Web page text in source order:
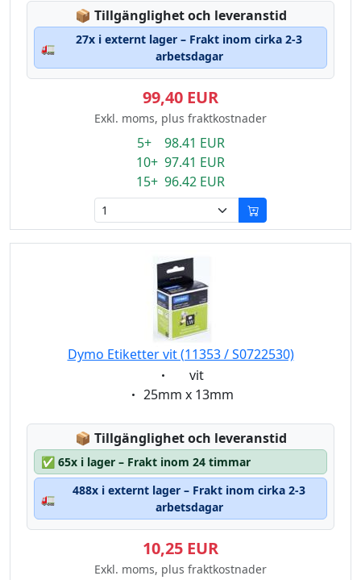
📦 Lagerstatus:
Tillgänglighet och leveranstid
🚛
27x i externt lager – Frakt inom cirka 2-3
arbetsdagar
99,40 EUR
Exkl. moms, plus fraktkostnader
5+ 98.41 EUR
10+ 97.41 EUR
15+ 96.42 EUR
Dymo Etiketter vit (11353 / S0722530)
Eigenschaft:
vit
Eigenschaft:
25mm x 13mm
📦 Lagerstatus:
Tillgänglighet och leveranstid
✅ 65x i lager – Frakt inom 24 timmar
🚛
488x i externt lager – Frakt inom cirka 2-3
arbetsdagar
10,25 EUR
Exkl. moms, plus fraktkostnader